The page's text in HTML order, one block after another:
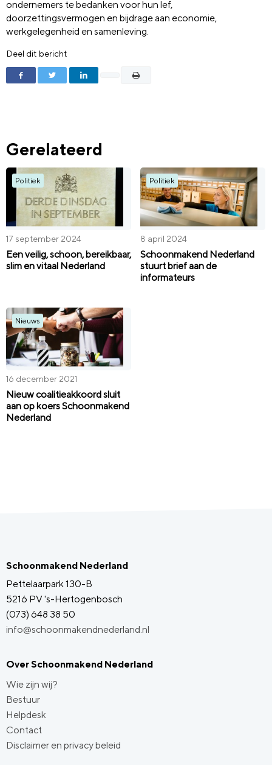
ondernemers te bedanken voor hun lef,
doorzettingsvermogen en bijdrage aan economie,
werkgelegenheid en samenleving.
Deel dit bericht
Gerelateerd
Politiek
17 september 2024
Een veilig, schoon, bereikbaar,
slim en vitaal Nederland
Politiek
8 april 2024
Schoonmakend Nederland
stuurt brief aan de
informateurs
Nieuws
16 december 2021
Nieuw coalitieakkoord sluit
aan op koers Schoonmakend
Nederland
Schoonmakend Nederland
Pettelaarpark 130-B
5216 PV 's-Hertogenbosch
(073) 648 38 50
info@schoonmakendnederland.nl
Over Schoonmakend Nederland
Wie zijn wij?
Bestuur
Helpdesk
Contact
Disclaimer en privacy beleid